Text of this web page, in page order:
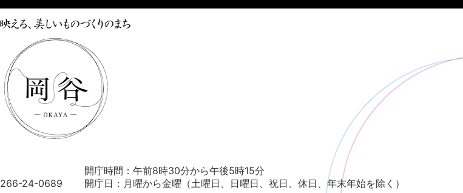
24-0689
開庁時間：午前8時30分から午後5時15分
開庁日：月曜から金曜（土曜日、日曜日、祝日、休日、年末年始を除く）